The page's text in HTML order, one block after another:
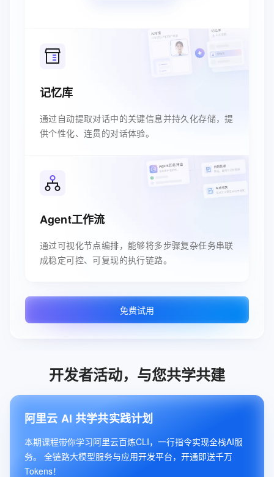
记忆库
通过自动提取对话中的关键信息并持久化存储，提
供个性化、连贯的对话体验。
Agent工作流
通过可视化节点编排，能够将多步骤复杂任务串联
成稳定可控、可复现的执行链路。
免费试用
开发者活动，与您共学共建
阿里云 AI 共学共实践计划
本期课程带你学习阿里云百炼CLI，一行指令实现全栈AI服
务。 全链路大模型服务与应用开发平台，开通即送千万
Tokens！